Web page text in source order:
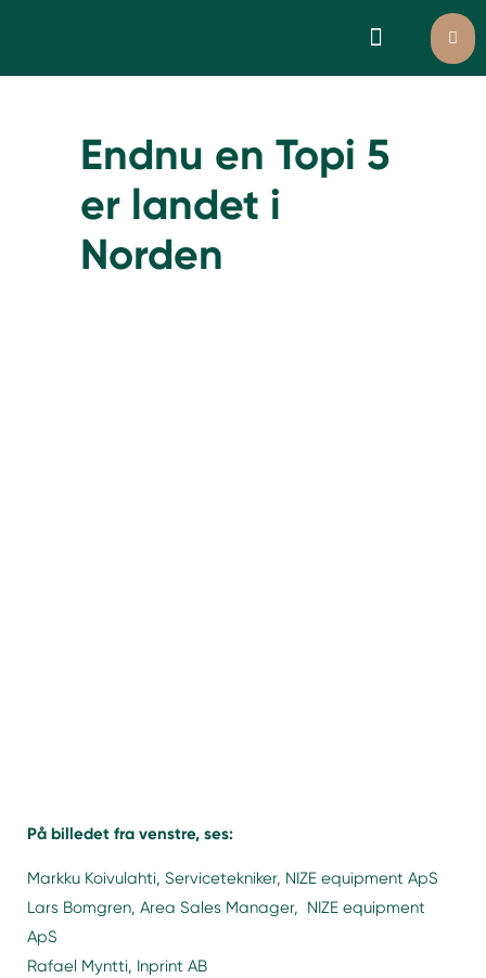
Endnu en Topi 5
er landet i
Norden
På billedet fra venstre, ses:
Markku Koivulahti, Servicetekniker, NIZE equipment ApS
Lars Bomgren, Area Sales Manager, NIZE equipment
ApS
Rafael Myntti, Inprint AB